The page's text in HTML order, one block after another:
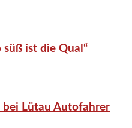
süß ist die Qual“
bei Lütau Autofahrer